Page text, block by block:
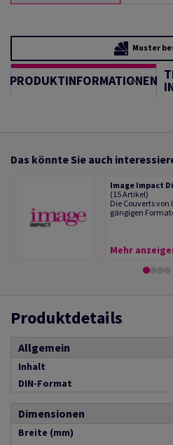
Muster
PRODUKTINFORMATIONEN
Das könnte Sie auch
Image Impact
(15 Artikel)
Die Couverts
gängigen
Mehr
Produktdetails
Allgemein
Inhalt
DIN-Format
Dimensionen
Breite (mm)